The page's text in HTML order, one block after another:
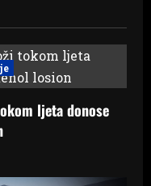
ljeta donose